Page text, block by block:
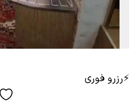
⚡رزرو فوری